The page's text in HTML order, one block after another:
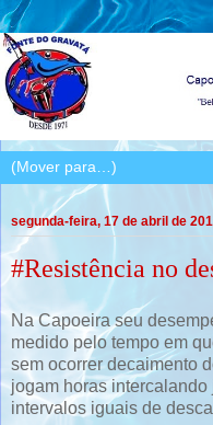
segunda-feira, 17 de abril de
#Resistência no
Na Capoeira seu
medido pelo tempo em
sem ocorrer decaimento
jogam horas
intervalos iguais de